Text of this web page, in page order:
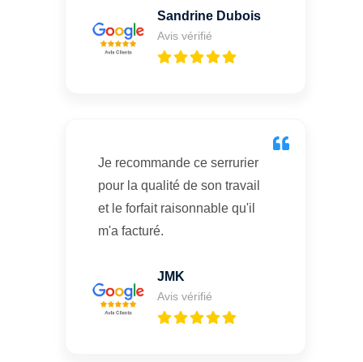
Sandrine Dubois
Avis vérifié
Je recommande ce serrurier
pour la qualité de son travail
et le forfait raisonnable qu'il
m'a facturé.
JMK
Avis vérifié